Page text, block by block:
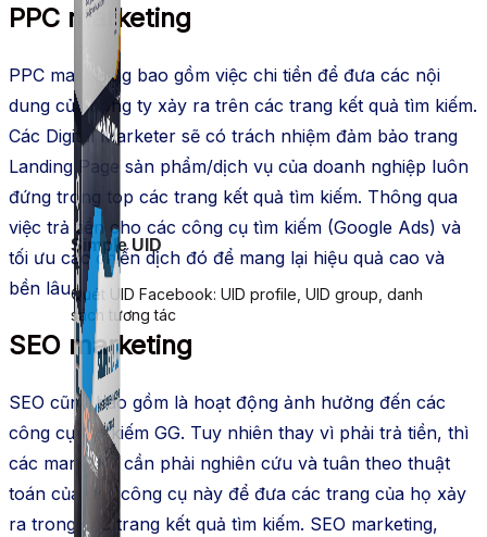
Simple UID
Quét UID Facebook: UID profile, UID group, danh
sách tương tác
PPC marketing
PPC marketing bao gồm việc chi tiền để đưa các nội
dung của công ty xảy ra trên các trang kết quả tìm kiếm.
Các Digital Marketer sẽ có trách nhiệm đảm bảo trang
Landing Page sản phẩm/dịch vụ của doanh nghiệp luôn
đứng trong top các trang kết quả tìm kiếm. Thông qua
việc trả tiền cho các công cụ tìm kiếm (Google Ads) và
tối ưu các chiến dịch đó để mang lại hiệu quả cao và
bền lâu.
SEO marketing
SEO cũng bao gồm là hoạt động ảnh hưởng đến các
công cụ tìm kiếm GG. Tuy nhiên thay vì phải trả tiền, thì
các marketer cần phải nghiên cứu và tuân theo thuật
toán của các công cụ này để đưa các trang của họ xảy
ra trong các trang kết quả tìm kiếm. SEO marketing,